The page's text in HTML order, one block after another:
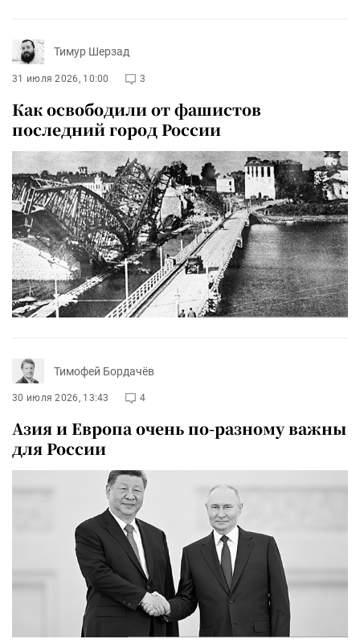
Тимур Шерзад
31 июля 2026, 10:00 3
Как освободили от фашистов
последний город России
Тимофей Бордачёв
30 июля 2026, 13:43 4
Азия и Европа очень по-разному важны
для России